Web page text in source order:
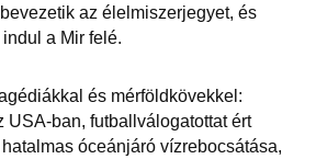
az élelmiszerjegyet, és
a Mir felé.
és mérföldkövekkel:
USA-ban, futballválogatottat ért
óceánjáró vízrebocsátása,